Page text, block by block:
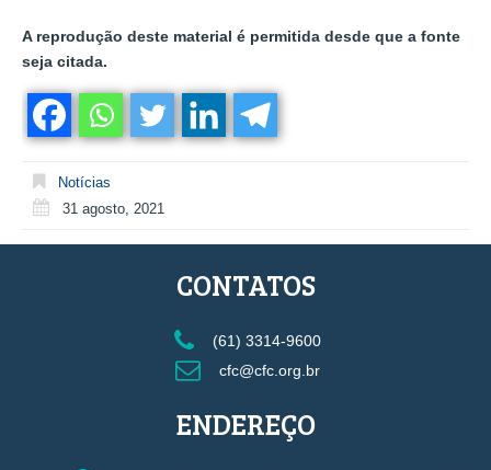
A reprodução deste material é permitida desde que a fonte
seja citada.
Notícias
31 agosto, 2021
CONTATOS
(61) 3314-9600
cfc@cfc.org.br
ENDEREÇO